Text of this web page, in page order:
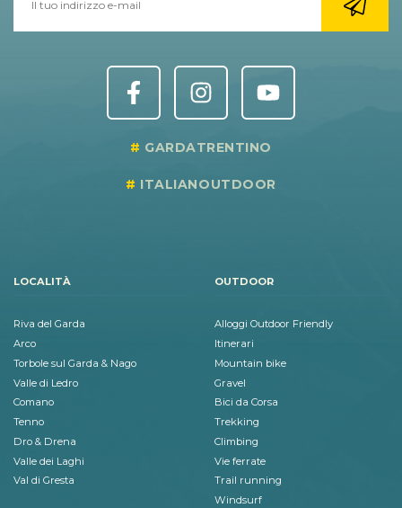
GARDATRENTINO
ITALIANOUTDOOR
LOCALITÀ
Riva del Garda
Arco
Torbole sul Garda & Nago
Valle di Ledro
Comano
Tenno
Dro & Drena
Valle dei Laghi
Val di Gresta
OUTDOOR
Alloggi Outdoor Friendly
Itinerari
Mountain bike
Gravel
Bici da Corsa
Trekking
Climbing
Vie ferrate
Trail running
Windsurf